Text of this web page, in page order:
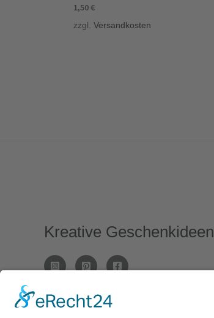
1,50€
zzgl. Versandkosten
Kreative Geschenkideen